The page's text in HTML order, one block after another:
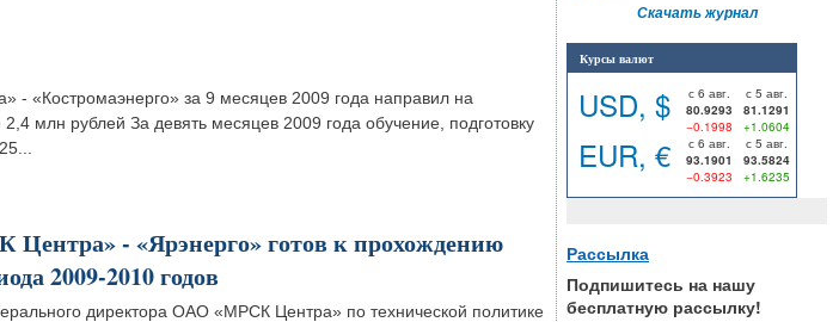
«Костромаэнерго» за 9 месяцев 2009 года направил на
млн рублей За девять месяцев 2009 года обучение, подготовку
- «Ярэнерго» готов к прохождению
2009-2010 годов
директора ОАО «МРСК Центра» по технической политике
Скачать журнал
Курсы валют
USD, $ с 6 авг. с 5 авг.
80.9293 81.1291
−0.1998 +1.0604
EUR, € с 6 авг. с 5 авг.
93.1901 93.5824
−0.3923 +1.6235
Рассылка
Подпишитесь на нашу
бесплатную рассылку!